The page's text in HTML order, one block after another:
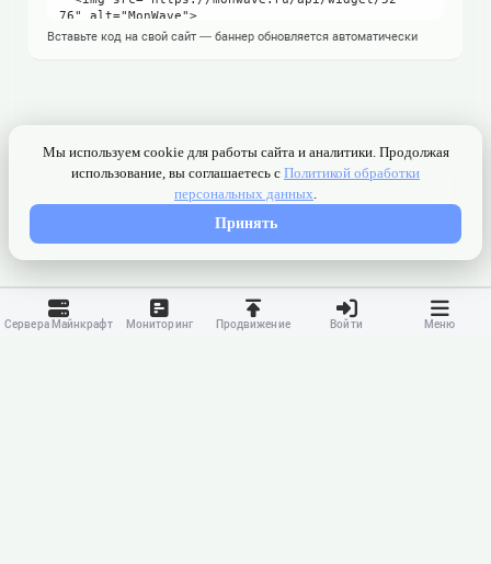
Вставьте код на свой сайт — баннер обновляется автоматически
Сервера Майнкрафт Мониторинг Продвижение Войти Меню